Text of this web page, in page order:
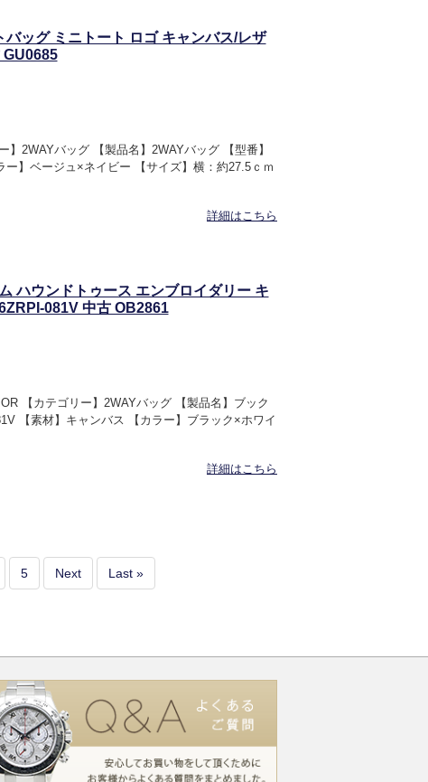
ッグ ミニトート ロゴ キャンバス/レザ
GU0685
】2WAYバッグ 【製品名】2WAYバッグ 【型番】
】ベージュ×ネイビー 【サイズ】横：約27.5ｃｍ
詳細はこちら
ハウンドトゥース エンブロイダリー キ
081V 中古 OB2861
【カテゴリー】2WAYバッグ 【製品名】ブック
【素材】キャンバス 【カラー】ブラック×ホワイ
詳細はこちら
5 Next Last »